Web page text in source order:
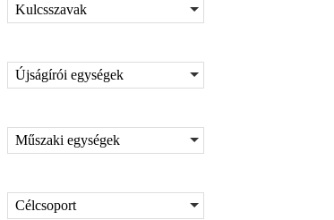
Kulcsszavak
Újságírói egységek
Műszaki egységek
Célcsoport